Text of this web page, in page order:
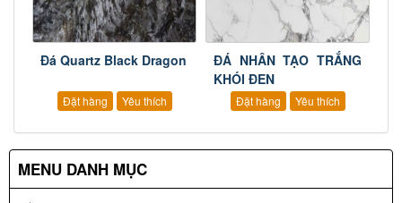
Đá Quartz Black Dragon
Đặt hàng Yêu thích
ĐÁ NHÂN TẠO TRẮNG
KHÓI ĐEN
Đặt hàng Yêu thích
MENU DANH MỤC